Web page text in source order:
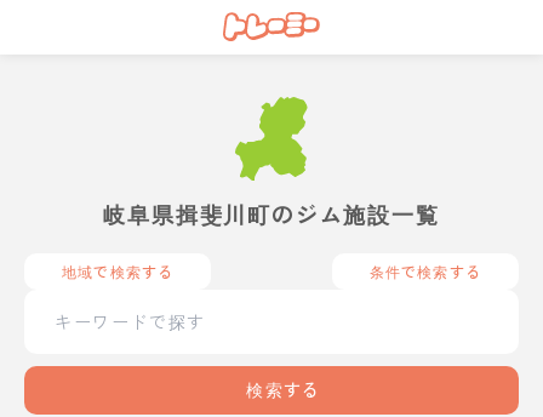
岐阜県揖斐川町のジム施設一覧
地域で検索する 条件で検索する
検索する